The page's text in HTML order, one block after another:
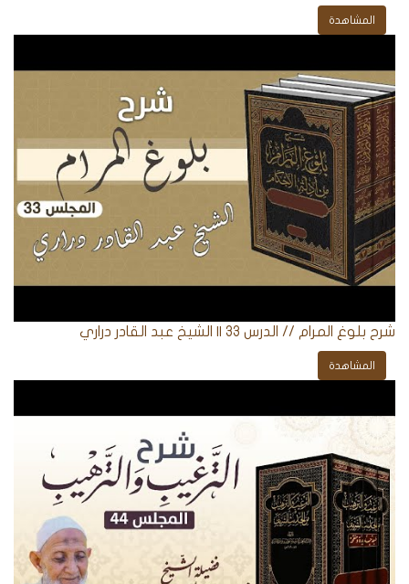
المشاهدة
شرح بلوغ المرام // الدرس 33 || الشيخ عبد القادر دراري
المشاهدة